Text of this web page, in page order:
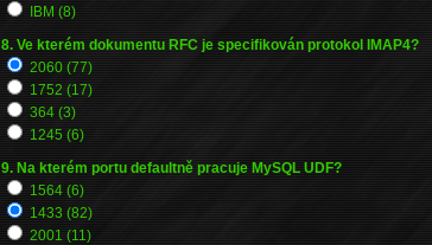
IBM (8)
8. Ve kterém dokumentu RFC je specifikován protokol IMAP4?
2060 (77)
1752 (17)
364 (3)
1245 (6)
9. Na kterém portu defaultně pracuje MySQL UDF?
1564 (6)
1433 (82)
2001 (11)